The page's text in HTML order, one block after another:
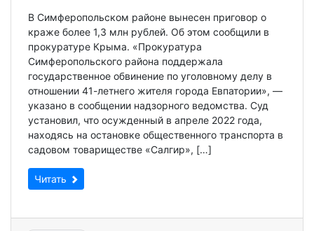
В Симферопольском районе вынесен приговор о
краже более 1,3 млн рублей. Об этом сообщили в
прокуратуре Крыма. «Прокуратура
Симферопольского района поддержала
государственное обвинение по уголовному делу в
отношении 41-летнего жителя города Евпатории», —
указано в сообщении надзорного ведомства. Суд
установил, что осужденный в апреле 2022 года,
находясь на остановке общественного транспорта в
садовом товариществе «Салгир», […]
Читать